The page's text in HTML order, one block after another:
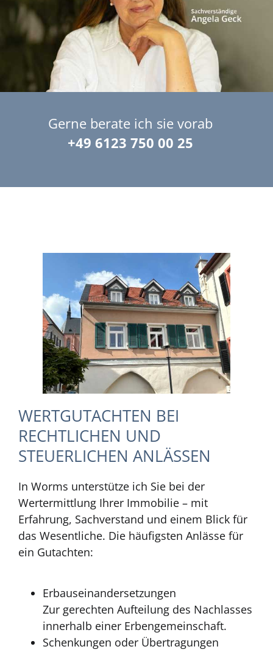
Gerne berate ich sie vorab
+49 6123 750 00 25
WERTGUTACHTEN BEI
RECHTLICHEN UND
STEUERLICHEN ANLÄSSEN
In Worms unterstütze ich Sie bei der
Wertermittlung Ihrer Immobilie – mit
Erfahrung, Sachverstand und einem Blick für
das Wesentliche. Die häufigsten Anlässe für
ein Gutachten:
Erbauseinandersetzungen
Zur gerechten Aufteilung des Nachlasses
innerhalb einer Erbengemeinschaft.
Schenkungen oder Übertragungen